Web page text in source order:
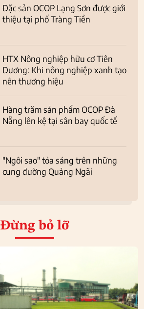
Đặc sản OCOP Lạng Sơn được giới
thiệu tại phố Tràng Tiền
HTX Nông nghiệp hữu cơ Tiên
Dương: Khi nông nghiệp xanh tạo
nên thương hiệu
Hàng trăm sản phẩm OCOP Đà
Nẵng lên kệ tại sân bay quốc tế
"Ngôi sao" tỏa sáng trên những
cung đường Quảng Ngãi
Đừng bỏ lỡ